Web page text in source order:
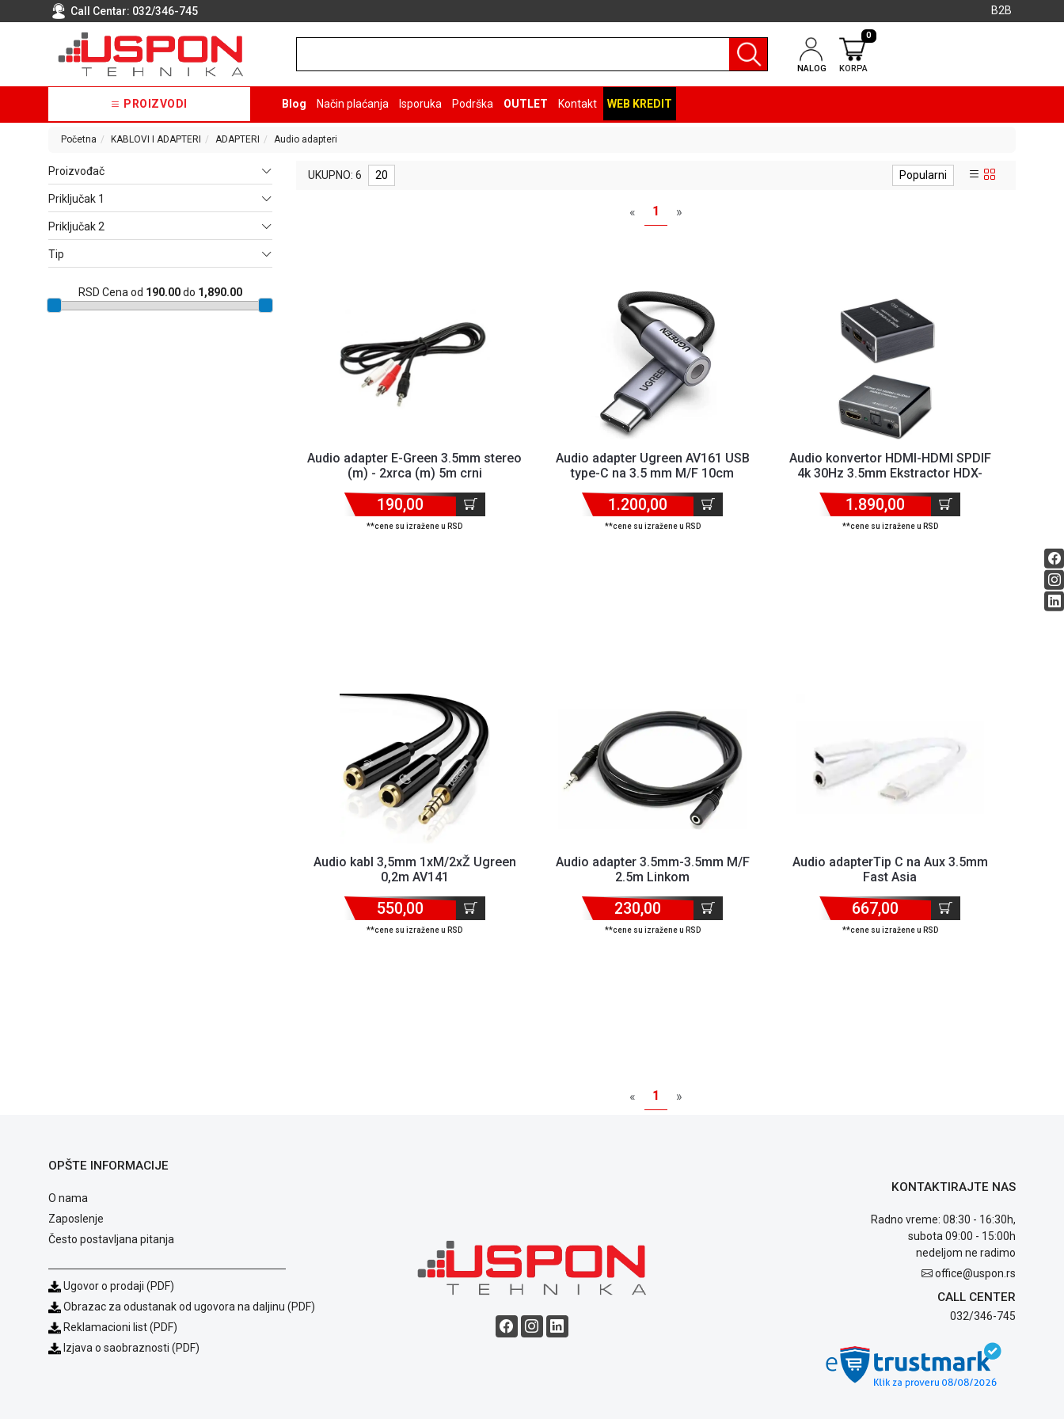
Call Centar: 032/346-745 B2B
NALOG KORPA
0
PROIZVODI Blog Način plaćanja Isporuka Podrška OUTLET Kontakt WEB KREDIT
Početna KABLOVI I ADAPTERI ADAPTERI Audio adapteri
Proizvođač
Priključak 1
Priključak 2
Tip
RSD Cena od 190.00do 1,890.00
UKUPNO: 6 20 Popularni
« 1 »
Audio adapter E-Green 3.5mm stereo
(m) - 2xrca (m) 5m crni
190,00
**cene su izražene u RSD
Audio adapter Ugreen AV161 USB
type-C na 3.5 mm M/F 10cm
1.200,00
**cene su izražene u RSD
Audio konvertor HDMI-HDMI SPDIF
4k 30Hz 3.5mm Ekstractor HDX-
1.890,00
**cene su izražene u RSD
Audio kabl 3,5mm 1xM/2xŽ Ugreen
0,2m AV141
550,00
**cene su izražene u RSD
Audio adapter 3.5mm-3.5mm M/F
2.5m Linkom
230,00
**cene su izražene u RSD
Audio adapterTip C na Aux 3.5mm
Fast Asia
667,00
**cene su izražene u RSD
« 1 »
OPŠTE INFORMACIJE
O nama
Zaposlenje
Često postavljana pitanja
Ugovor o prodaji (PDF)
Obrazac za odustanak od ugovora na daljinu (PDF)
Reklamacioni list (PDF)
Izjava o saobraznosti (PDF)
KONTAKTIRAJTE NAS
Radno vreme: 08:30 - 16:30h,
subota 09:00 - 15:00h
nedeljom ne radimo
office@uspon.rs
CALL CENTER
032/346-745